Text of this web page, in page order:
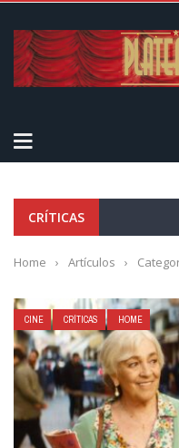
CRÍTICAS
Home › Artículos ›
CINE CRÍTICAS HOME